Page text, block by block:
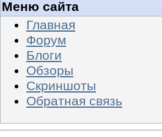
Меню сайта
Главная
Форум
Блоги
Обзоры
Скриншоты
Обратная связь